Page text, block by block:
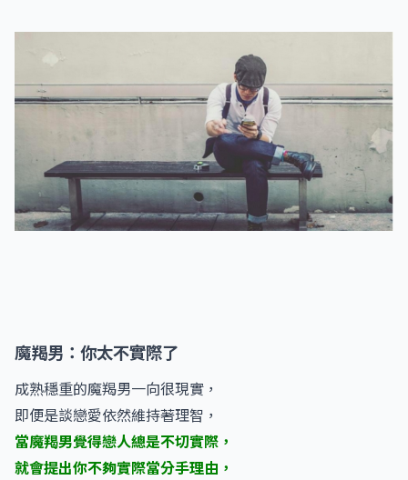
魔羯男：你太不實際了
成熟穩重的魔羯男一向很現實，
即便是談戀愛依然維持著理智，
當魔羯男覺得戀人總是不切實際，
就會提出你不夠實際當分手理由，